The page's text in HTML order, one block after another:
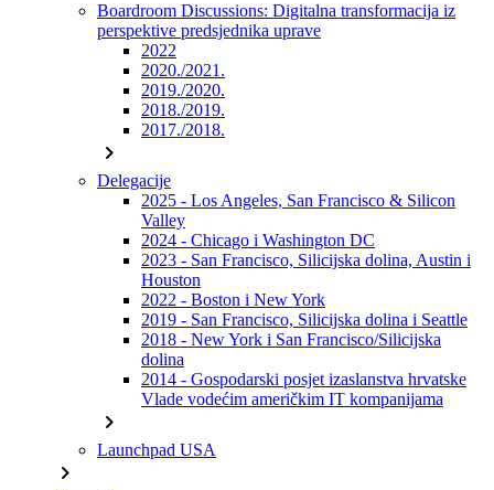
Boardroom Discussions: Digitalna transformacija iz
perspektive predsjednika uprave
2022
2020./2021.
2019./2020.
2018./2019.
2017./2018.
chevron_right
Delegacije
2025 - Los Angeles, San Francisco & Silicon
Valley
2024 - Chicago i Washington DC
2023 - San Francisco, Silicijska dolina, Austin i
Houston
2022 - Boston i New York
2019 - San Francisco, Silicijska dolina i Seattle
2018 - New York i San Francisco/Silicijska
dolina
2014 - Gospodarski posjet izaslanstva hrvatske
Vlade vodećim američkim IT kompanijama
chevron_right
Launchpad USA
chevron_right